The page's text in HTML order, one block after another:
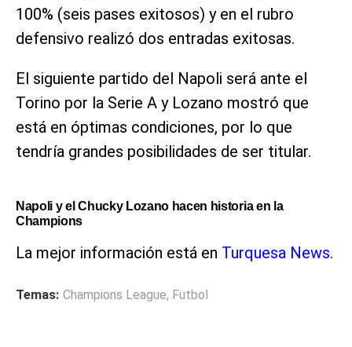
100% (seis pases exitosos) y en el rubro
defensivo realizó dos entradas exitosas.
El siguiente partido del Napoli será ante el
Torino por la Serie A y Lozano mostró que
está en óptimas condiciones, por lo que
tendría grandes posibilidades de ser titular.
Napoli y el Chucky Lozano hacen historia en la
Champions
La mejor información está en Turquesa News.
Temas: Champions League, Futbol